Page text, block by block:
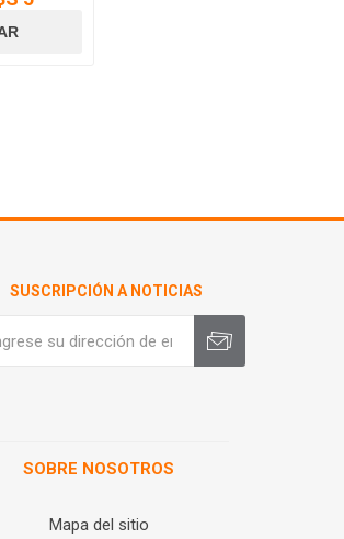
SUSCRIPCIÓN A NOTICIAS
SOBRE NOSOTROS
Mapa del sitio